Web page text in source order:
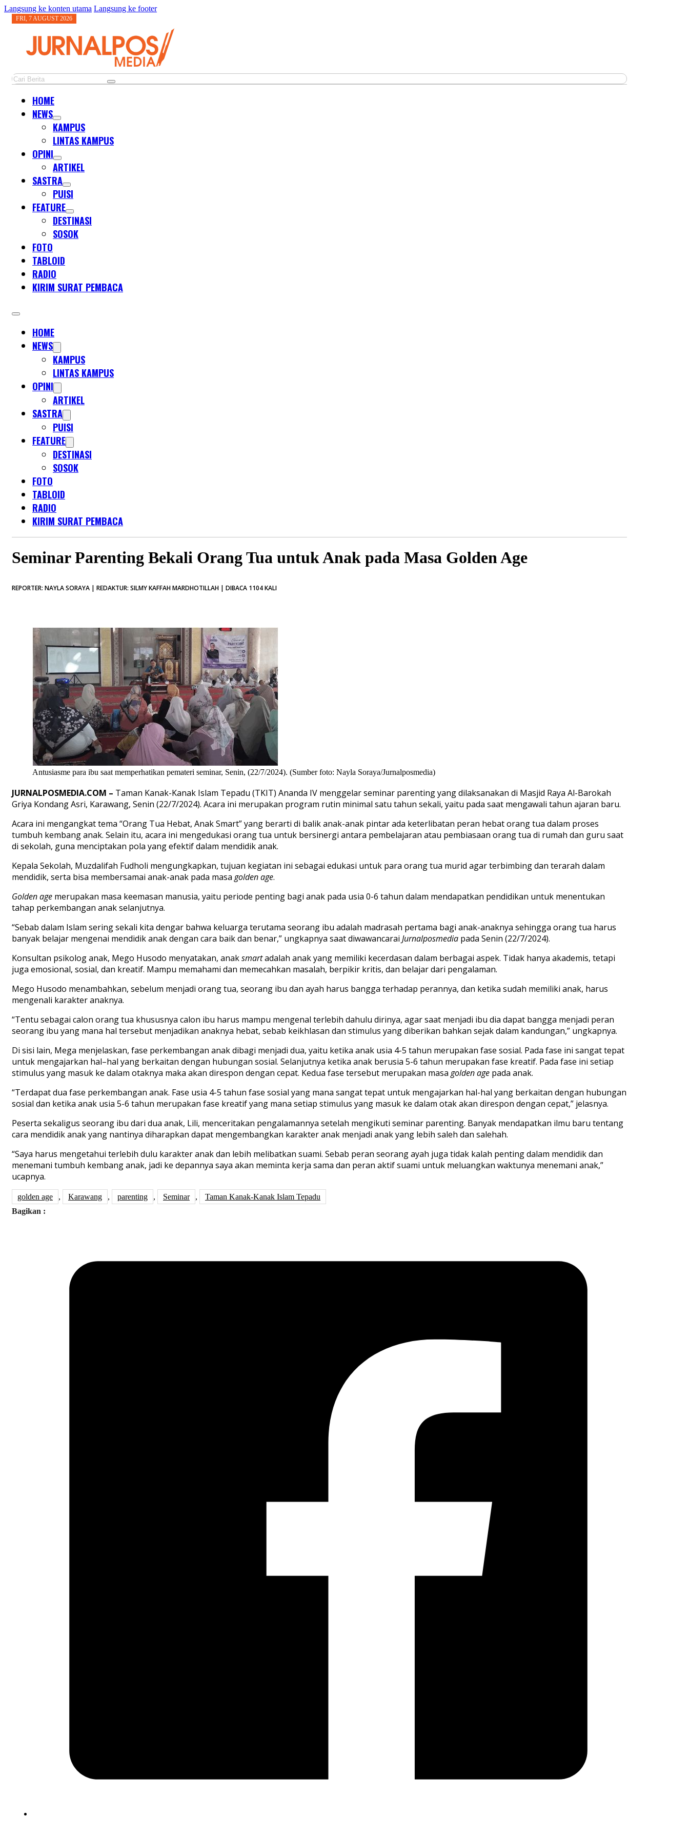
Langsung ke konten utama Langsung ke footer
FRI, 7 AUGUST 2026
Cari
HOME
NEWS
KAMPUS
LINTAS KAMPUS
OPINI
ARTIKEL
SASTRA
PUISI
FEATURE
DESTINASI
SOSOK
FOTO
TABLOID
RADIO
KIRIM SURAT PEMBACA
HOME
NEWS
KAMPUS
LINTAS KAMPUS
OPINI
ARTIKEL
SASTRA
PUISI
FEATURE
DESTINASI
SOSOK
FOTO
TABLOID
RADIO
KIRIM SURAT PEMBACA
Seminar Parenting Bekali Orang Tua untuk Anak pada Masa Golden Age
REPORTER: NAYLA SORAYA | REDAKTUR: SILMY KAFFAH MARDHOTILLAH | DIBACA 1104 KALI
Antusiasme para ibu saat memperhatikan pemateri seminar, Senin, (22/7/2024). (Sumber foto: Nayla Soraya/Jurnalposmedia)
JURNALPOSMEDIA.COM – Taman Kanak-Kanak Islam Tepadu (TKIT) Ananda IV menggelarseminar parentingyang dilaksanakan di Masjid Raya Al-Barokah
Griya Kondang Asri, Karawang, Senin (22/7/2024). Acara ini merupakan program rutin minimal satu tahun sekali, yaitu pada saat mengawali tahun ajaran baru.
Acara ini mengangkat tema “Orang Tua Hebat, Anak Smart” yang berarti di balik anak-anak pintar ada keterlibatan peran hebat orang tua dalam proses
tumbuh kembang anak. Selain itu, acara ini mengedukasi orang tua untuk bersinergi antara pembelajaran atau pembiasaan orang tua di rumah dan guru saat
di sekolah, guna menciptakan pola yang efektif dalam mendidik anak.
Kepala Sekolah, Muzdalifah Fudholi mengungkapkan, tujuan kegiatan ini sebagai edukasi untuk para orang tua murid agar terbimbing dan terarah dalam
mendidik, serta bisa membersamai anak-anak pada masagolden age.
Golden age merupakan masa keemasan manusia, yaitu periode penting bagi anak pada usia 0-6 tahun dalam mendapatkan pendidikan untuk menentukan
tahap perkembangan anak selanjutnya.
“Sebab dalam Islam sering sekali kita dengar bahwa keluarga terutama seorang ibu adalah madrasah pertama bagi anak-anaknya sehingga orang tua harus
banyak belajar mengenai mendidik anak dengan cara baik dan benar,” ungkapnya saat diwawancarai Jurnalposmedia pada Senin (22/7/2024).
Konsultan psikologanak, Mego Husodo menyatakan, anaksmartadalah anak yang memiliki kecerdasan dalam berbagai aspek. Tidak hanya akademis, tetapi
juga emosional, sosial, dan kreatif. Mampu memahami dan memecahkan masalah, berpikir kritis, dan belajar dari pengalaman.
Mego Husodo menambahkan, sebelum menjadi orang tua, seorang ibu dan ayah harus bangga terhadap perannya, dan ketika sudah memiliki anak, harus
mengenali karakter anaknya.
“Tentu sebagai calon orang tua khususnya calon ibu harus mampu mengenal terlebih dahulu dirinya, agar saat menjadi ibu dia dapat bangga menjadi peran
seorang ibu yang mana hal tersebut menjadikan anaknya hebat, sebab keikhlasan dan stimulus yang diberikan bahkan sejak dalam kandungan,” ungkapnya.
Di sisi lain, Mega menjelaskan, fase perkembangan anak dibagi menjadi dua, yaitu ketika anak usia 4-5 tahun merupakan fase sosial. Pada fase ini sangat tepat
untuk mengajarkan hal–hal yang berkaitan dengan hubungan sosial. Selanjutnya ketika anak berusia 5-6 tahun merupakan fase kreatif. Pada fase ini setiap
stimulus yang masuk ke dalam otaknya maka akan direspon dengan cepat. Kedua fase tersebut merupakan masa golden age pada anak.
“Terdapatdua fase perkembangan anak. Fase usia 4-5 tahun fase sosial yang mana sangattepat untuk mengajarkan hal-hal yang berkaitan dengan hubungan
sosial dan ketika anak usia 5-6 tahun merupakan fase kreatifyang mana setiap stimulus yang masuk ke dalam otakakan direspon dengan cepat,” jelasnya.
Peserta sekaligus seorang ibu dari dua anak, Lili, menceritakan pengalamannya setelah mengikuti seminar parenting. Banyak mendapatkan ilmu baru tentang
cara mendidik anak yang nantinya diharapkan dapat mengembangkan karakter anak menjadi anak yang lebih saleh dan salehah.
“Saya harus mengetahui terlebih dulu karakter anak dan lebih melibatkan suami. Sebab peran seorang ayah juga tidak kalah penting dalam mendidik dan
menemani tumbuh kembang anak, jadi ke depannya saya akan meminta kerja sama dan peran aktif suami untuk meluangkan waktunya menemani anak,”
ucapnya.
golden age , Karawang , parenting , Seminar ,
Taman Kanak-Kanak Islam Tepadu
Bagikan :